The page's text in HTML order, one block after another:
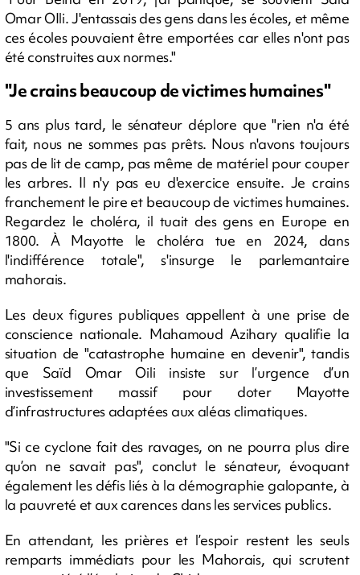
Omar OIli. J'entassais des gens dans les écoles, et même
ces écoles pouvaient être emportées car elles n'ont pas
été construites aux normes."
"Je crains beaucoup de victimes humaines"
5 ans plus tard, le sénateur déplore que "rien n'a été
fait, nous ne sommes pas prêts. Nous n'avons toujours
pas de lit de camp, pas même de matériel pour couper
les arbres. Il n'y pas eu d'exercice ensuite. Je crains
franchement le pire et beaucoup de victimes humaines.
Regardez le choléra, il tuait des gens en Europe en
1800. À Mayotte le choléra tue en 2024, dans
l'indifférence totale", s'insurge le parlemantaire
mahorais.
Les deux figures publiques appellent à une prise de
conscience nationale. Mahamoud Azihary qualifie la
situation de "catastrophe humaine en devenir", tandis
que Saïd Omar Oili insiste sur l’urgence d’un
investissement massif pour doter Mayotte
d’infrastructures adaptées aux aléas climatiques.
"Si ce cyclone fait des ravages, on ne pourra plus dire
qu’on ne savait pas", conclut le sénateur, évoquant
également les défis liés à la démographie galopante, à
la pauvreté et aux carences dans les services publics.
En attendant, les prières et l’espoir restent les seuls
remparts immédiats pour les Mahorais, qui scrutent